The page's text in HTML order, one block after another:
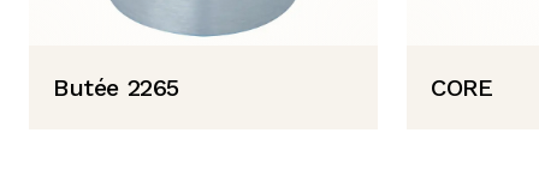
Butée 2265 CORE